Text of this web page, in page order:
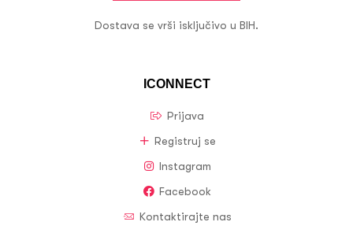
ICONNECT
Prijava
Registruj se
Instagram
Facebook
Kontaktirajte nas
Dostava se vrši isključivo u BIH.